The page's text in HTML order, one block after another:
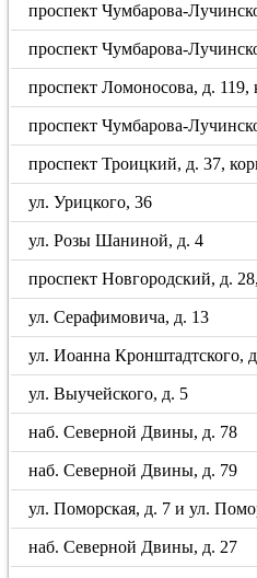
проспект Чумбарова-
проспект Чумбарова-
проспект Ломоносова, д. 119,
проспект Чумбарова-
проспект Троицкий, д. 37,
ул. Урицкого, 36
ул. Розы Шаниной, д. 4
проспект Новгородский, д.
ул. Серафимовича, д. 13
ул. Иоанна Кронштадтского,
ул. Выучейского, д. 5
наб. Северной Двины, д. 78
наб. Северной Двины, д. 79
ул. Поморская, д. 7 и ул.
наб. Северной Двины, д. 27